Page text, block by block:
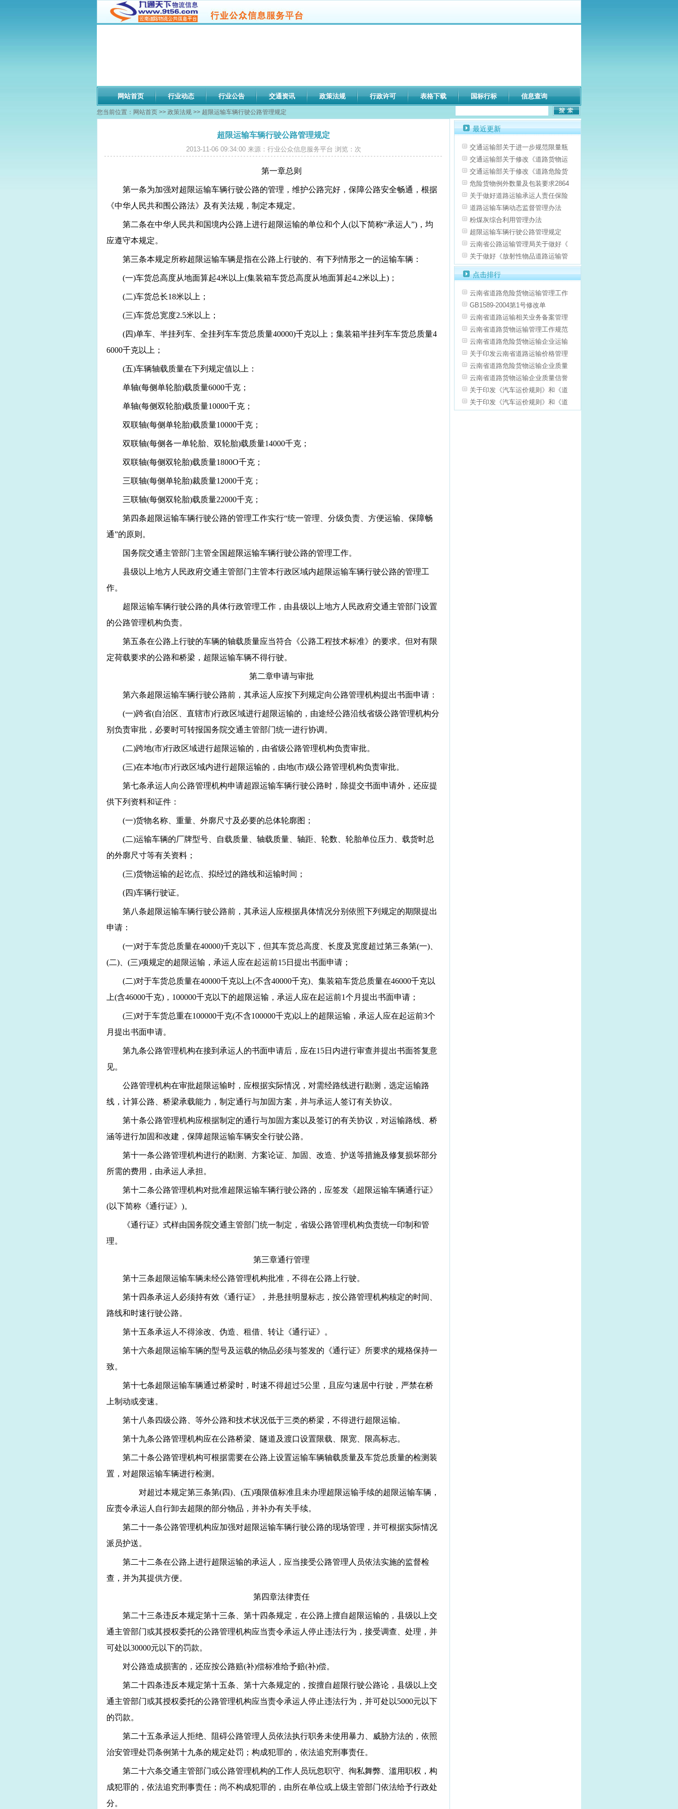
网站首页 行业动态 行业公告 交通资讯 政策法规 行政许可 表格下载 国标行标 信息查询
您当前位置： 网站首页 >> 政策法规 >> 超限运输车辆行驶公路管理规定
超限运输车辆行驶公路管理规定
2013-11-06 09:34:00 来源：行业公众信息服务平台 浏览： 次
第一章总则
第一条为加强对超限运输车辆行驶公路的管理，维护公路完好，保障公路安全畅通，根据
《中华人民共和围公路法》及有关法规，制定本规定。
第二条在中华人民共和国境内公路上进行超限运输的单位和个人(以下简称“承运人”)，均
应遵守本规定。
第三条本规定所称超限运输车辆是指在公路上行驶的、有下列情形之一的运输车辆：
(一)车货总高度从地面算起4米以上(集装箱车货总高度从地面算起4.2米以上)；
(二)车货总长18米以上；
(三)车货总宽度2.5米以上；
(四)单车、半挂列车、全挂列车车货总质量40000)千克以上；集装箱半挂列车车货总质量4
6000千克以上；
(五)车辆轴载质量在下列规定值以上：
单轴(每侧单轮胎)载质量6000千克；
单轴(每侧双轮胎)载质量10000千克；
双联轴(每侧单轮胎)载质量10000千克；
双联轴(每侧各一单轮胎、双轮胎)载质量14000千克；
双联轴(每侧双轮胎)载质量1800O千克；
三联轴(每侧单轮胎)裁质量12000千克；
三联轴(每侧双轮胎)载质量22000千克；
第四条超限运输车辆行驶公路的管理工作实行“统一管理、分级负责、方便运输、保障畅
通”的原则。
国务院交通主管部门主管全国超限运输车辆行驶公路的管理工作。
县级以上地方人民政府交通主管部门主管本行政区域内超限运输车辆行驶公路的管理工
作。
超限运输车辆行驶公路的具体行政管理工作，由县级以上地方人民政府交通主管部门设置
的公路管理机构负责。
第五条在公路上行驶的车辆的轴载质量应当符合《公路工程技术标准》的要求。但对有限
定荷载要求的公路和桥梁，超限运输车辆不得行驶。
第二章申请与审批
第六条超限运输车辆行驶公路前，其承运人应按下列规定向公路管理机构提出书面申请：
(一)跨省(自治区、直辖市)行政区域进行超限运输的，由途经公路沿线省级公路管理机构分
别负责审批，必要时可转报国务院交通主管部门统一进行协调。
(二)跨地(市)行政区域进行超限运输的，由省级公路管理机构负责审批。
(三)在本地(市)行政区域内进行超限运输的，由地(市)级公路管理机构负责审批。
第七条承运人向公路管理机构申请超跟运输车辆行驶公路时，除提交书面申请外，还应提
供下列资料和证件：
(一)货物名称、重量、外廓尺寸及必要的总体轮廓图；
(二)运输车辆的厂牌型号、自载质量、轴载质量、轴距、轮数、轮胎单位压力、载货时总
的外廓尺寸等有关资料；
(三)货物运输的起讫点、拟经过的路线和运输时间；
(四)车辆行驶证。
第八条超限运输车辆行驶公路前，其承运人应根据具体情况分别依照下列规定的期限提出
申请：
(一)对于车货总质量在40000)千克以下，但其车货总高度、长度及宽度超过第三条第(一)、
(二)、(三)项规定的超限运输，承运人应在起运前15日提出书面申请；
(二)对于车货总质量在40000千克以上(不含40000千克)、集装箱车货总质量在46000千克以
上(含46000千克)，100000千克以下的超限运输，承运人应在起运前1个月提出书面申请；
(三)对于车货总重在100000千克(不含100000千克)以上的超限运输，承运人应在起运前3个
月提出书面申请。
第九条公路管理机构在接到承运人的书面申请后，应在15日内进行审查并提出书面答复意
见。
公路管理机构在审批超限运输时，应根据实际情况，对需经路线进行勘测，选定运输路
线，计算公路、桥梁承载能力，制定通行与加固方案，并与承运人签订有关协议。
第十条公路管理机构应根据制定的通行与加固方案以及签订的有关协议，对运输路线、桥
涵等进行加固和改建，保障超限运输车辆安全行驶公路。
第十一条公路管理机构进行的勘测、方案论证、加固、改造、护送等措施及修复损坏部分
所需的费用，由承运人承担。
第十二条公路管理机构对批准超限运输车辆行驶公路的，应签发《超限运输车辆通行证》
(以下简称《通行证》)。
《通行证》式样由国务院交通主管部门统一制定，省级公路管理机构负责统一印制和管
理。
第三章通行管理
第十三条超限运输车辆未经公路管理机构批准，不得在公路上行驶。
第十四条承运人必须持有效《通行证》，并悬挂明显标志，按公路管理机构核定的时间、
路线和时速行驶公路。
第十五条承运人不得涂改、伪造、租借、转让《通行证》。
第十六条超限运输车辆的型号及运载的物品必须与签发的《通行证》所要求的规格保持一
致。
第十七条超限运输车辆通过桥梁时，时速不得超过5公里，且应匀速居中行驶，严禁在桥
上制动或变速。
第十八条四级公路、等外公路和技术状况低于三类的桥梁，不得进行超限运输。
第十九条公路管理机构应在公路桥梁、隧道及渡口设置限载、限宽、限高标志。
第二十条公路管理机构可根据需要在公路上设置运输车辆轴载质量及车货总质量的检测装
置，对超限运输车辆进行检测。
对超过本规定第三条第(四)、(五)项限值标准且未办理超限运输手续的超限运输车辆，
应责令承运人自行卸去超限的部分物品，并补办有关手续。
第二十一条公路管理机构应加强对超限运输车辆行驶公路的现场管理，并可根据实际情况
派员护送。
第二十二条在公路上进行超限运输的承运人，应当接受公路管理人员依法实施的监督检
查，并为其提供方便。
第四章法律责任
第二十三条违反本规定第十三条、第十四条规定，在公路上擅自超限运输的，县级以上交
通主管部门或其授权委托的公路管理机构应当责令承运人停止违法行为，接受调查、处理，并
可处以30000元以下的罚款。
对公路造成损害的，还应按公路赔(补)偿标准给予赔(补)偿。
第二十四条违反本规定第十五条、第十六条规定的，按擅自超限行驶公路论，县级以上交
通主管部门或其授权委托的公路管理机构应当责令承运人停止违法行为，并可处以5000元以下
的罚款。
第二十五条承运人拒绝、阻碍公路管理人员依法执行职务未使用暴力、威胁方法的，依照
治安管理处罚条例第十九条的规定处罚；构成犯罪的，依法追究刑事责任。
第二十六条交通主管部门或公路管理机构的工作人员玩忽职守、徇私舞弊、滥用职权，构
成犯罪的，依法追究刑事责任；尚不构成犯罪的，由所在单位或上级主管部门依法给予行政处
分。
最近更新
交通运输部关于进一步规范限量瓶
交通运输部关于修改《道路货物运
交通运输部关于修改《道路危险货
危险货物例外数量及包装要求2864
关于做好道路运输承运人责任保险
道路运输车辆动态监督管理办法
粉煤灰综合利用管理办法
超限运输车辆行驶公路管理规定
云南省公路运输管理局关于做好《
关于做好《放射性物品道路运输管
点击排行
云南省道路危险货物运输管理工作
GB1589-2004第1号修改单
云南省道路运输相关业务备案管理
云南省道路货物运输管理工作规范
云南省道路危险货物运输企业运输
关于印发云南省道路运输价格管理
云南省道路危险货物运输企业质量
云南省道路货物运输企业质量信誉
关于印发《汽车运价规则》和《道
关于印发《汽车运价规则》和《道